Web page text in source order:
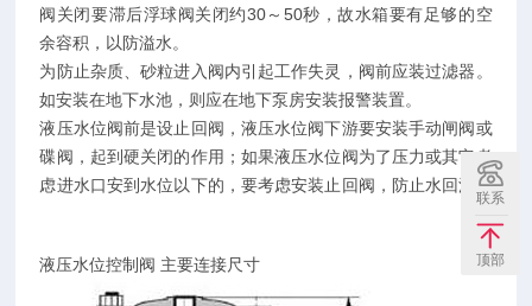
阀关闭要滞后浮球阀关闭约30～50秒，故水箱要有足够的空
余容积，以防溢水。
为防止杂质、砂粒进入阀内引起工作失灵，阀前应装过滤器。
如安装在地下水池，则应在地下泵房安装报警装置。
液压水位阀前是设止回阀，液压水位阀下游要安装手动闸阀或
碟阀，起到硬关闭的作用；如果液压水位阀为了压力或其它考
虑进水口安到水位以下的，要考虑安装止回阀，防止水回流。
液压水位控制阀 主要连接尺寸
联系
顶部